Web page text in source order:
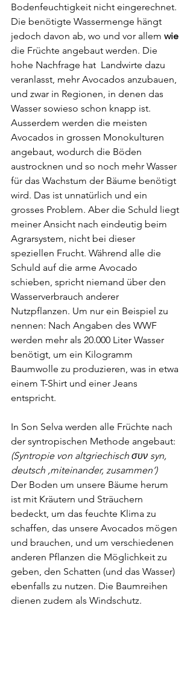
Bodenfeuchtigkeit nicht eingerechnet.
Die benötigte Wassermenge hängt
jedoch davon ab, wo und vor allem wie
die Früchte angebaut werden. Die
hohe Nachfrage hat  Landwirte dazu
veranlasst, mehr Avocados anzubauen,
und zwar in Regionen, in denen das
Wasser sowieso schon knapp ist.
Ausserdem werden die meisten
Avocados in grossen Monokulturen
angebaut, wodurch die Böden
austrocknen und so noch mehr Wasser
für das Wachstum der Bäume benötigt
wird. Das ist unnatürlich und ein
grosses Problem. Aber die Schuld liegt
meiner Ansicht nach eindeutig beim
Agrarsystem, nicht bei dieser
speziellen Frucht. Während alle die
Schuld auf die arme Avocado
schieben, spricht niemand über den
Wasserverbrauch anderer
Nutzpflanzen. Um nur ein Beispiel zu
nennen: Nach Angaben des WWF
werden mehr als 20.000 Liter Wasser
benötigt, um ein Kilogramm
Baumwolle zu produzieren, was in etwa
einem T-Shirt und einer Jeans
entspricht.
In Son Selva werden alle Früchte nach
der syntropischen Methode angebaut:
(Syntropie von altgriechisch συν syn,
deutsch ‚miteinander, zusammen‘)
Der Boden um unsere Bäume herum
ist mit Kräutern und Sträuchern
bedeckt, um das feuchte Klima zu
schaffen, das unsere Avocados mögen
und brauchen, und um verschiedenen
anderen Pflanzen die Möglichkeit zu
geben, den Schatten (und das Wasser)
ebenfalls zu nutzen. Die Baumreihen
dienen zudem als Windschutz.